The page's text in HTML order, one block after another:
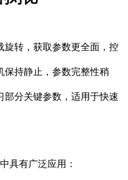
旋转，获取参数更全面，控
保持静止，参数完整性稍
部分关键参数，适用于快速
具有广泛应用：